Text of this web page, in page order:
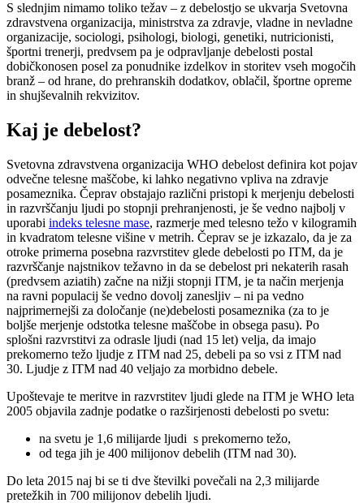
S slednjim nimamo toliko težav – z debelostjo se ukvarja Svetovna
zdravstvena organizacija, ministrstva za zdravje, vladne in nevladne
organizacije, sociologi, psihologi, biologi, genetiki, nutricionisti,
športni trenerji, predvsem pa je odpravljanje debelosti postal
dobičkonosen posel za ponudnike izdelkov in storitev vseh mogočih
branž – od hrane, do prehranskih dodatkov, oblačil, športne opreme
in shujševalnih rekvizitov.
Kaj je debelost?
Svetovna zdravstvena organizacija WHO debelost definira kot pojav
odvečne telesne maščobe, ki lahko negativno vpliva na zdravje
posameznika. Čeprav obstajajo različni pristopi k merjenju debelosti
in razvrščanju ljudi po stopnji prehranjenosti, je še vedno najbolj v
uporabi indeks telesne mase, razmerje med telesno težo v kilogramih
in kvadratom telesne višine v metrih. Čeprav se je izkazalo, da je za
otroke primerna posebna razvrstitev glede debelosti po ITM, da je
razvrščanje najstnikov težavno in da se debelost pri nekaterih rasah
(predvsem aziatih) začne na nižji stopnji ITM, je ta način merjenja
na ravni populacij še vedno dovolj zanesljiv – ni pa vedno
najprimernejši za določanje (ne)debelosti posameznika (za to je
boljše merjenje odstotka telesne maščobe in obsega pasu). Po
splošni razvrstitvi za odrasle ljudi (nad 15 let) velja, da imajo
prekomerno težo ljudje z ITM nad 25, debeli pa so vsi z ITM nad
30. Ljudje z ITM nad 40 veljajo za morbidno debele.
Upoštevaje te meritve in razvrstitev ljudi glede na ITM je WHO leta
2005 objavila zadnje podatke o razširjenosti debelosti po svetu:
na svetu je 1,6 milijarde ljudi s prekomerno težo,
od tega jih je 400 milijonov debelih (ITM nad 30).
Do leta 2015 naj bi se ti dve številki povečali na 2,3 milijarde
pretežkih in 700 milijonov debelih ljudi.